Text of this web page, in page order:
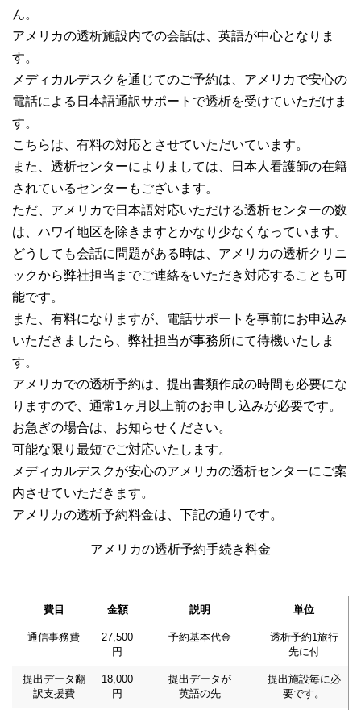
ん。
アメリカの透析施設内での会話は、英語が中心となりま
す。
メディカルデスクを通じてのご予約は、アメリカで安心の
電話による日本語通訳サポートで透析を受けていただけま
す。
こちらは、有料の対応とさせていただいています。
また、透析センターによりましては、日本人看護師の在籍
されているセンターもございます。
ただ、アメリカで日本語対応いただける透析センターの数
は、ハワイ地区を除きますとかなり少なくなっています。
どうしても会話に問題がある時は、アメリカの透析クリニ
ックから弊社担当までご連絡をいただき対応することも可
能です。
また、有料になりますが、電話サポートを事前にお申込み
いただきましたら、弊社担当が事務所にて待機いたしま
す。
アメリカでの透析予約は、提出書類作成の時間も必要にな
りますので、通常1ヶ月以上前のお申し込みが必要です。
お急ぎの場合は、お知らせください。
可能な限り最短でご対応いたします。
メディカルデスクが安心のアメリカの透析センターにご案
内させていただきます。
アメリカの透析予約料金は、下記の通りです。
アメリカの透析予約手続き料金
費目 金額 説明 単位
通信事務費
27,500
円
予約基本代金
透析予約1旅行
先に付
提出データ翻
訳支援費
18,000
円
提出データが
英語の先
提出施設毎に必
要です。